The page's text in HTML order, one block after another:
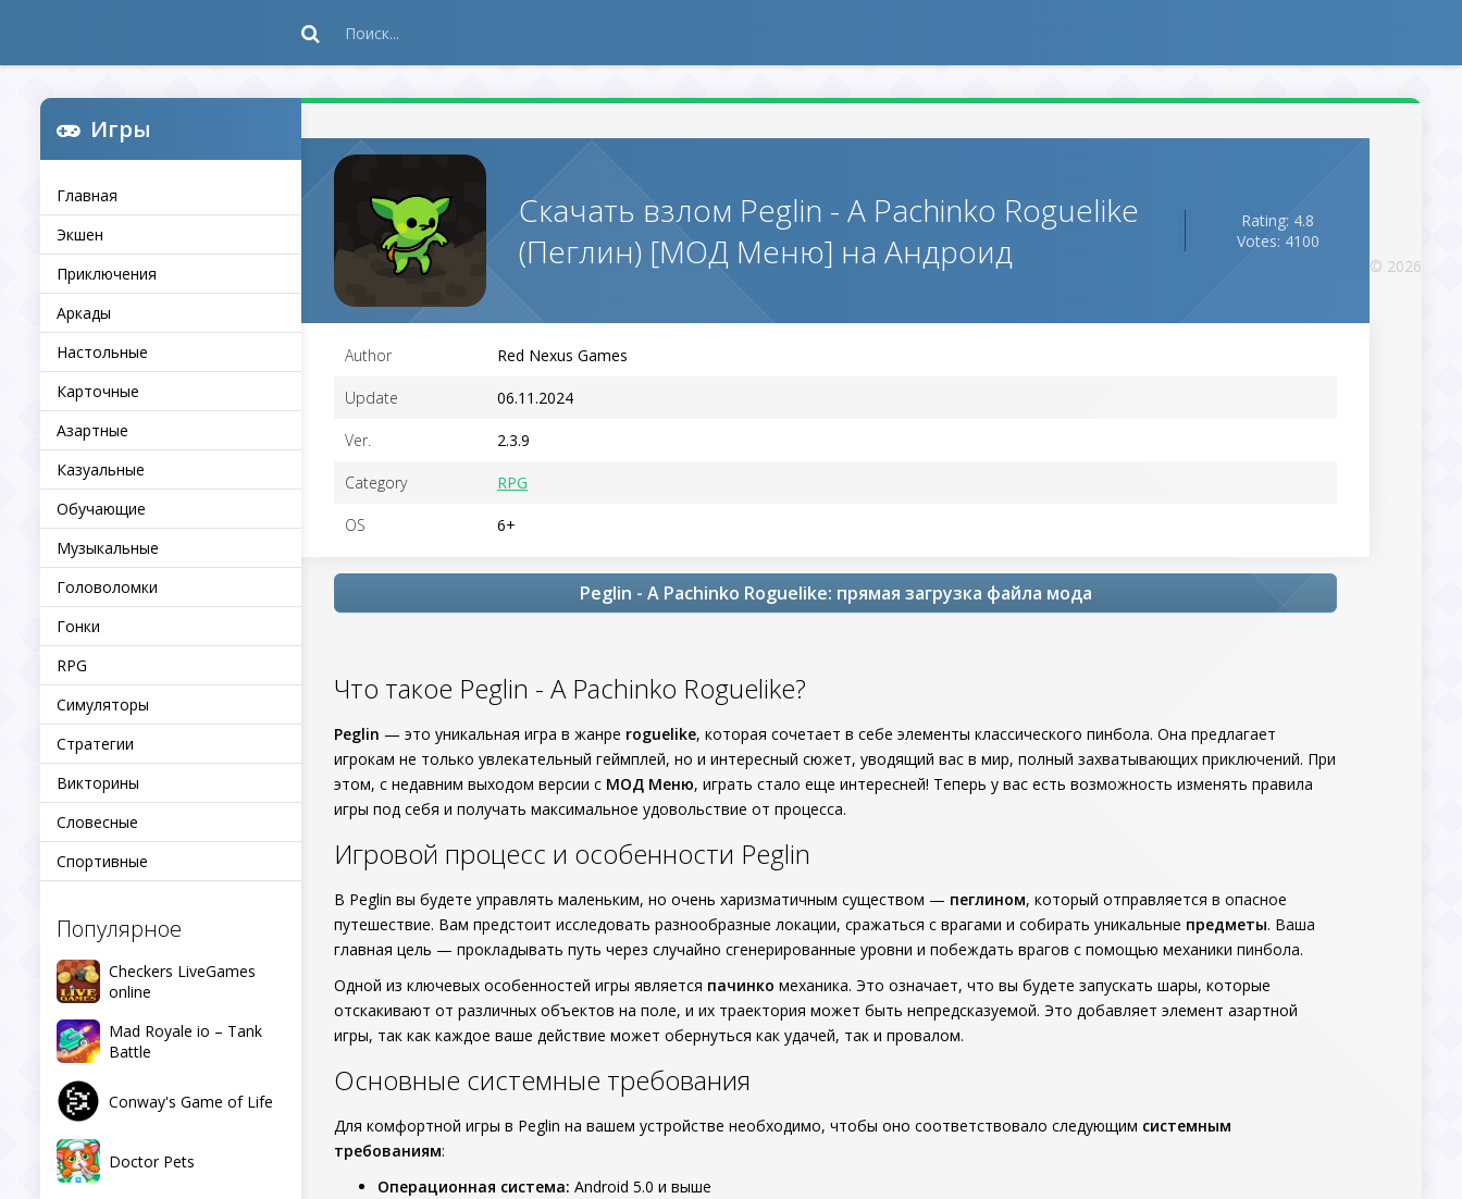
Игры
Главная
Экшен
Приключения
Аркады
Настольные
Карточные
Азартные
Казуальные
Обучающие
Музыкальные
Головоломки
Гонки
RPG
Симуляторы
Стратегии
Викторины
Словесные
Спортивные
Популярное
Checkers LiveGames
online
Mad Royale io – Tank
Battle
Conway's Game of Life
Doctor Pets
Скачать взлом Peglin - A Pachinko Roguelike
(Пеглин) [МОД Меню] на Андроид
Rating: 4.8
Votes: 4100
Author Red Nexus Games
Update 06.11.2024
Ver. 2.3.9
Category RPG
OS 6+
Peglin - A Pachinko Roguelike: прямая загрузка файла мода
Что такое Peglin - A Pachinko Roguelike?
Peglin — это уникальная игра в жанре roguelike, которая сочетает в себе элементы классического пинбола. Она предлагает
игрокам не только увлекательный геймплей, но и интересный сюжет, уводящий вас в мир, полный захватывающих приключений. При
этом, с недавним выходом версии с МОД Меню, играть стало еще интересней! Теперь у вас есть возможность изменять правила
игры под себя и получать максимальное удовольствие от процесса.
Игровой процесс и особенности Peglin
В Peglin вы будете управлять маленьким, но очень харизматичным существом — пеглином, который отправляется в опасное
путешествие. Вам предстоит исследовать разнообразные локации, сражаться с врагами и собирать уникальные предметы. Ваша
главная цель — прокладывать путь через случайно сгенерированные уровни и побеждать врагов с помощью механики пинбола.
Одной из ключевых особенностей игры является пачинко механика. Это означает, что вы будете запускать шары, которые
отскакивают от различных объектов на поле, и их траектория может быть непредсказуемой. Это добавляет элемент азартной
игры, так как каждое ваше действие может обернуться как удачей, так и провалом.
Основные системные требования
Для комфортной игры в Peglin на вашем устройстве необходимо, чтобы оно соответствовало следующим системным
требованиям:
Операционная система: Android 5.0 и выше
© 2026